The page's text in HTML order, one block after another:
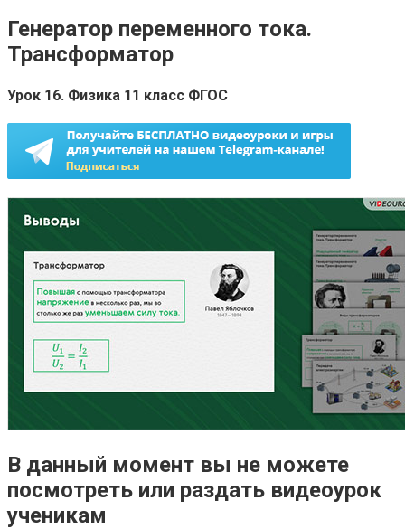
Генератор переменного тока.
Трансформатор
Урок 16. Физика 11 класс ФГОС
В данный момент вы не можете
посмотреть или раздать видеоурок
ученикам